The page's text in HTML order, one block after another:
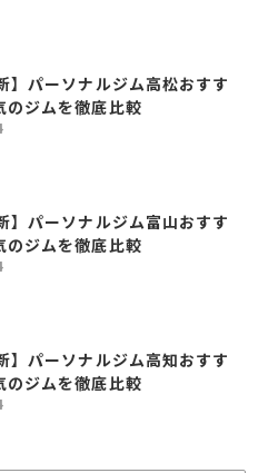
】パーソナルジム高松おすす
のジムを徹底比較
】パーソナルジム富山おすす
のジムを徹底比較
】パーソナルジム高知おすす
のジムを徹底比較